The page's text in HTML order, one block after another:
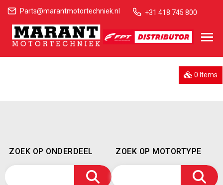
Parts@marantmotortechniek.nl +31 418 745 800
0 Items
ZOEK OP ONDERDEEL ZOEK OP MOTORTYPE